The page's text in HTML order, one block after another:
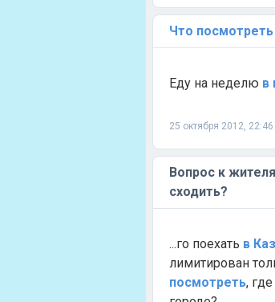
Что посмотреть
Еду на неделю в
25 октября 2012, 22:46
Вопрос к
сходить?
...го поехать в
лимитирован
посмотреть,